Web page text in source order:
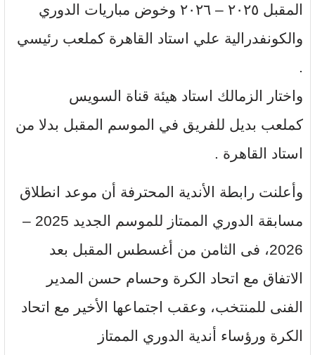
المقبل ٢٠٢٥ – ٢٠٢٦ وخوض مباريات الدوري
والكونفدرالية علي استاد القاهرة كملعب رئيسي
.
واختار الزمالك استاد هيئة قناة السويس
كملعب بديل للفريق في الموسم المقبل بدلا من
استاد القاهرة .
وأعلنت رابطة الأندية المحترفة أن موعد انطلاق
مسابقة الدوري الممتاز للموسم الجديد 2025 –
2026، فى الثامن من أغسطس المقبل بعد
الاتفاق مع اتحاد الكرة وحسام حسن المدير
الفنى للمنتخب، وعقب اجتماعها الأخير مع اتحاد
الكرة ورؤساء أندية الدوري الممتاز